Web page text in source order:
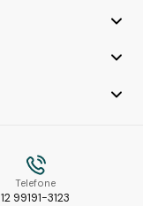
Telefone
12 99191-3123